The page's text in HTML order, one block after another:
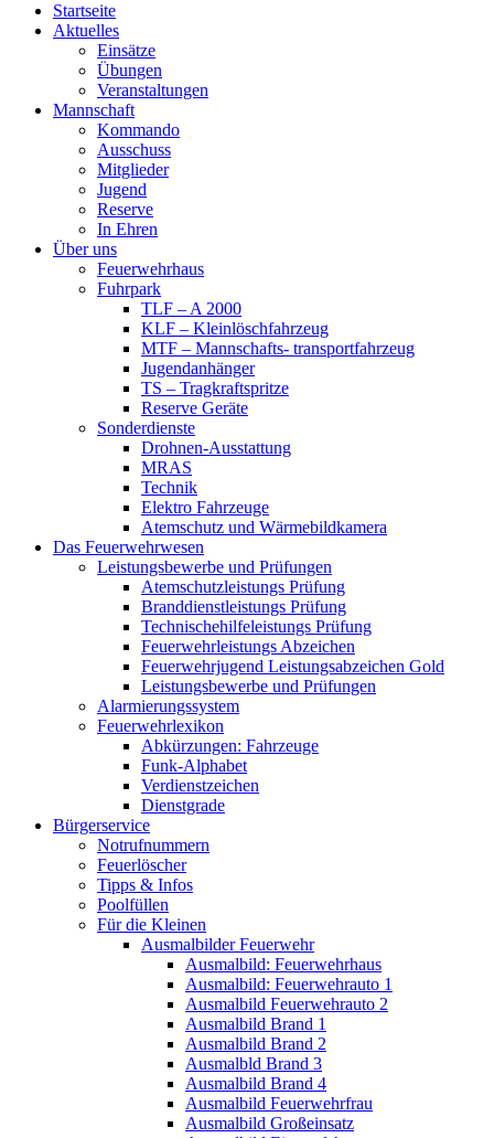
Startseite
Aktuelles
Einsätze
Übungen
Veranstaltungen
Mannschaft
Kommando
Ausschuss
Mitglieder
Jugend
Reserve
In Ehren
Über uns
Feuerwehrhaus
Fuhrpark
TLF – A 2000
KLF – Kleinlöschfahrzeug
MTF – Mannschafts- transportfahrzeug
Jugendanhänger
TS – Tragkraftspritze
Reserve Geräte
Sonderdienste
Drohnen-Ausstattung
MRAS
Technik
Elektro Fahrzeuge
Atemschutz und Wärmebildkamera
Das Feuerwehrwesen
Leistungsbewerbe und Prüfungen
Atemschutzleistungs Prüfung
Branddienstleistungs Prüfung
Technischehilfeleistungs Prüfung
Feuerwehrleistungs Abzeichen
Feuerwehrjugend Leistungsabzeichen Gold
Leistungsbewerbe und Prüfungen
Alarmierungssystem
Feuerwehrlexikon
Abkürzungen: Fahrzeuge
Funk-Alphabet
Verdienstzeichen
Dienstgrade
Bürgerservice
Notrufnummern
Feuerlöscher
Tipps & Infos
Poolfüllen
Für die Kleinen
Ausmalbilder Feuerwehr
Ausmalbild: Feuerwehrhaus
Ausmalbild: Feuerwehrauto 1
Ausmalbild Feuerwehrauto 2
Ausmalbild Brand 1
Ausmalbild Brand 2
Ausmalbld Brand 3
Ausmalbild Brand 4
Ausmalbild Feuerwehrfrau
Ausmalbild Großeinsatz